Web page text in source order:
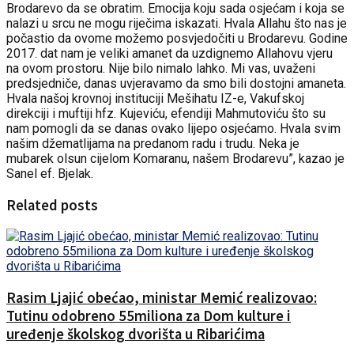
Brodarevo da se obratim. Emocija koju sada osjećam i koja se
nalazi u srcu ne mogu riječima iskazati. Hvala Allahu što nas je
počastio da ovome možemo posvjedočiti u Brodarevu. Godine
2017. dat nam je veliki amanet da uzdignemo Allahovu vjeru
na ovom prostoru. Nije bilo nimalo lahko. Mi vas, uvaženi
predsjedniče, danas uvjeravamo da smo bili dostojni amaneta.
Hvala našoj krovnoj instituciji Mešihatu IZ-e, Vakufskoj
direkciji i muftiji hfz. Kujeviću, efendiji Mahmutoviću što su
nam pomogli da se danas ovako lijepo osjećamo. Hvala svim
našim džematlijama na predanom radu i trudu. Neka je
mubarek olsun cijelom Komaranu, našem Brodarevu”, kazao je
Sanel ef. Bjelak.
Related posts
Rasim Ljajić obećao, ministar Memić realizovao:
Tutinu odobreno 55miliona za Dom kulture i
uređenje školskog dvorišta u Ribarićima